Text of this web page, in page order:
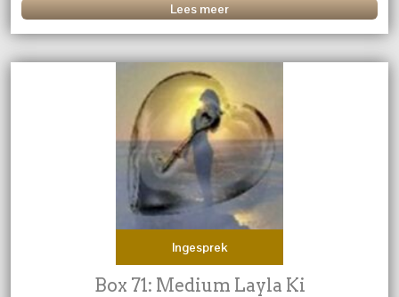
Lees meer
Ingesprek
Box 71: Medium Layla Ki